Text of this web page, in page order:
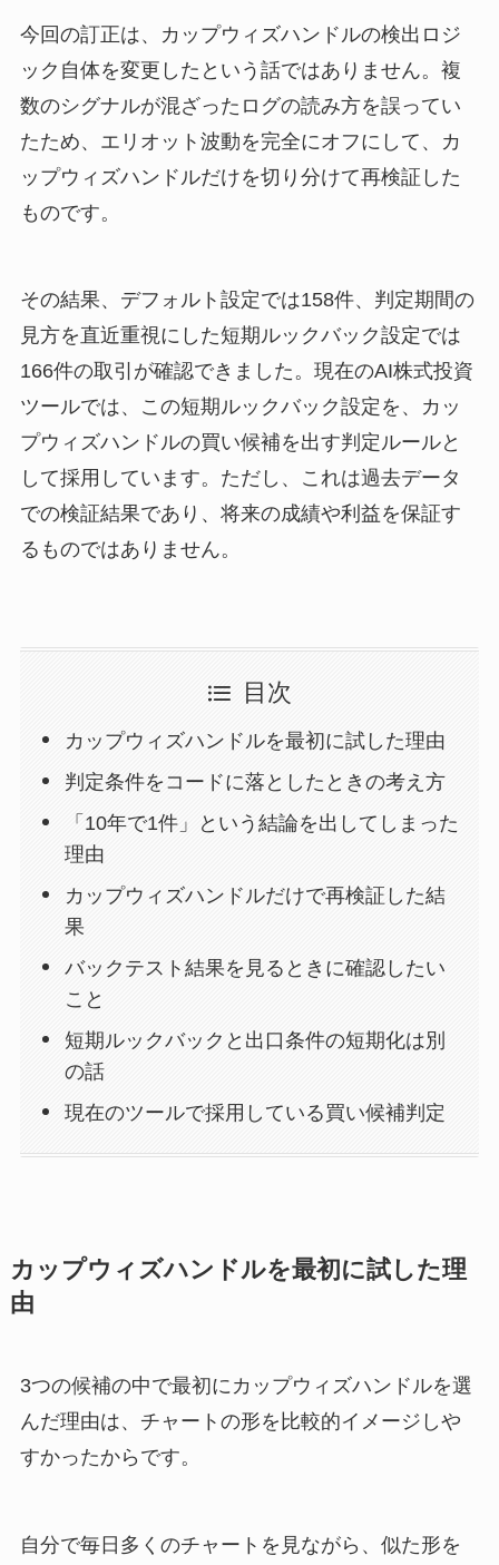
今回の訂正は、カップウィズハンドルの検出ロジ
ック自体を変更したという話ではありません。複
数のシグナルが混ざったログの読み方を誤ってい
たため、エリオット波動を完全にオフにして、カ
ップウィズハンドルだけを切り分けて再検証した
ものです。
その結果、デフォルト設定では158件、判定期間の
見方を直近重視にした短期ルックバック設定では
166件の取引が確認できました。現在のAI株式投資
ツールでは、この短期ルックバック設定を、カッ
プウィズハンドルの買い候補を出す判定ルールと
して採用しています。ただし、これは過去データ
での検証結果であり、将来の成績や利益を保証す
るものではありません。
目次
カップウィズハンドルを最初に試した理由
判定条件をコードに落としたときの考え方
「10年で1件」という結論を出してしまった
理由
カップウィズハンドルだけで再検証した結
果
バックテスト結果を見るときに確認したい
こと
短期ルックバックと出口条件の短期化は別
の話
現在のツールで採用している買い候補判定
カップウィズハンドルを最初に試した理
由
3つの候補の中で最初にカップウィズハンドルを選
んだ理由は、チャートの形を比較的イメージしや
すかったからです。
自分で毎日多くのチャートを見ながら、似た形を